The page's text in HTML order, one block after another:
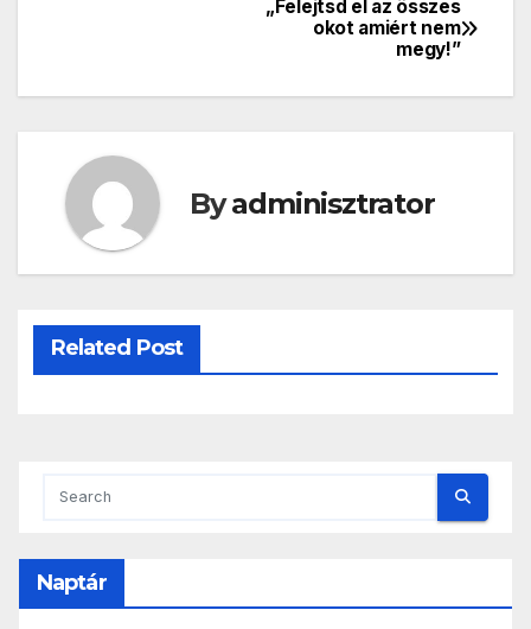
„Felejtsd el az összes
okot amiért nem
megy!”
Byadminisztrator
Related Post
Naptár